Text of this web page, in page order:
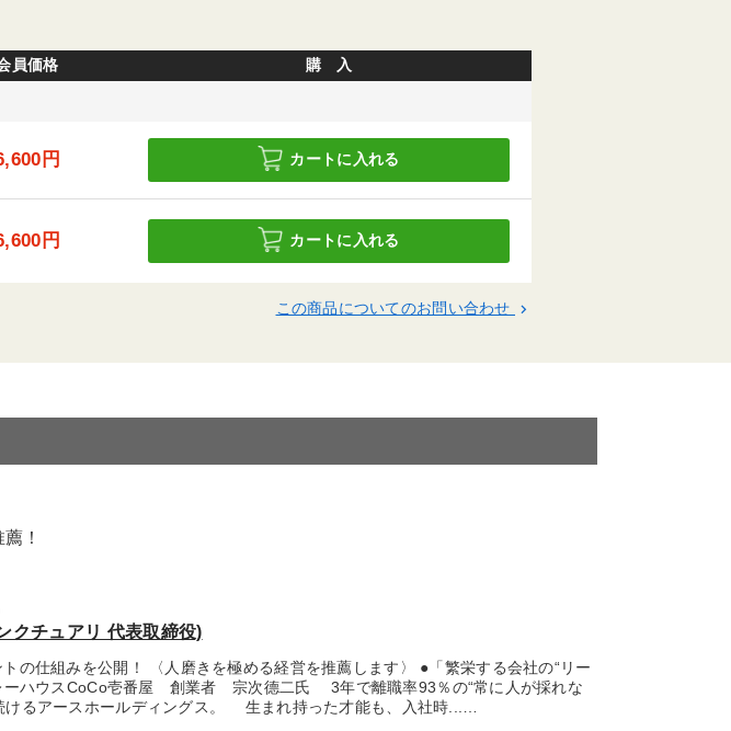
員価格 購 入
円 カートに入れる
円 カートに入れる
この商品についてのお問い合わせ keyboard_arrow_right
！
クチュアリ 代表取締役)
の仕組みを公開！ 〈人磨きを極める経営を推薦します〉 ●「繁栄する会社の“リー
ーハウスCoCo壱番屋 創業者 宗次德二氏 3年で離職率93％の“常に人が採れな
けるアースホールディングス。 生まれ持った才能も、入社時...…